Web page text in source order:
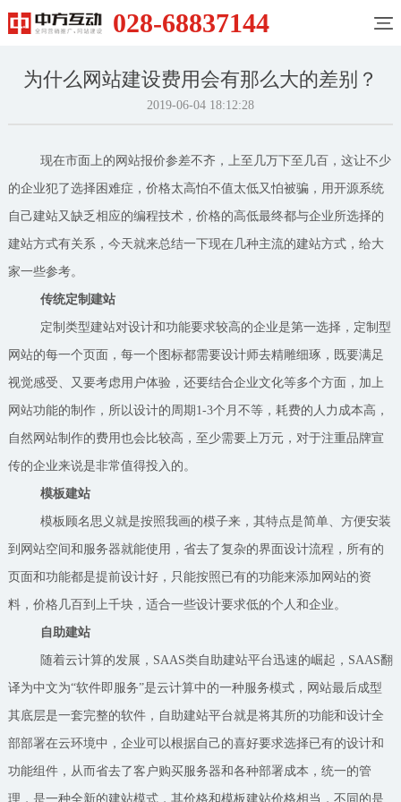
028-68837144
为什么网站建设费用会有那么大的差别？
2019-06-04 18:12:28
现在市面上的网站报价参差不齐，上至几万下至几百，这让不少
的企业犯了选择困难症，价格太高怕不值太低又怕被骗，用开源系统
自己建站又缺乏相应的编程技术，价格的高低最终都与企业所选择的
建站方式有关系，今天就来总结一下现在几种主流的建站方式，给大
家一些参考。
传统定制建站
定制类型建站对设计和功能要求较高的企业是第一选择，定制型
网站的每一个页面，每一个图标都需要设计师去精雕细琢，既要满足
视觉感受、又要考虑用户体验，还要结合企业文化等多个方面，加上
网站功能的制作，所以设计的周期1-3个月不等，耗费的人力成本高，
自然网站制作的费用也会比较高，至少需要上万元，对于注重品牌宣
传的企业来说是非常值得投入的。
模板建站
模板顾名思义就是按照我画的模子来，其特点是简单、方便安装
到网站空间和服务器就能使用，省去了复杂的界面设计流程，所有的
页面和功能都是提前设计好，只能按照已有的功能来添加网站的资
料，价格几百到上千块，适合一些设计要求低的个人和企业。
自助建站
随着云计算的发展，SAAS类自助建站平台迅速的崛起，SAAS翻
译为中文为“软件即服务”是云计算中的一种服务模式，网站最后成型
其底层是一套完整的软件，自助建站平台就是将其所的功能和设计全
部部署在云环境中，企业可以根据自己的喜好要求选择已有的设计和
功能组件，从而省去了客户购买服务器和各种部署成本，统一的管
理，是一种全新的建站模式，其价格和模板建站价格相当，不同的是